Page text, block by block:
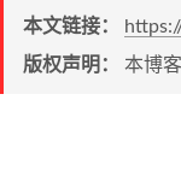
本文链接：
版权声明： 本博